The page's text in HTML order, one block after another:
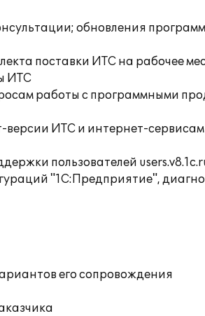
обновления
поставки ИТС на рабочее
ИТС
работы с программными
ИТС и интернет-
пользователей
"1С:Предприятие",
его сопровождения